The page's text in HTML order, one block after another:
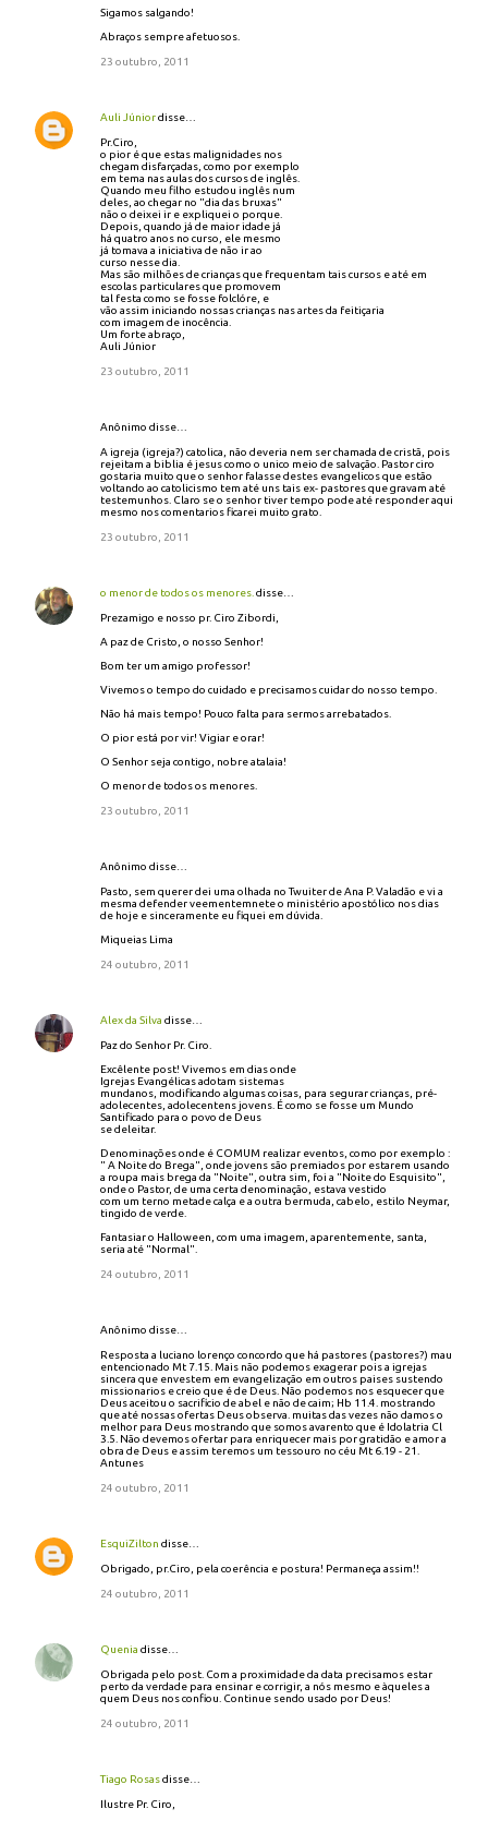
Sigamos salgando!
Abraços sempre afetuosos.
23 outubro, 2011
Auli Júniordisse…
Pr.Ciro,
o pior é que estas malignidades nos
chegam disfarçadas, como por exemplo
em tema nas aulas dos cursos de inglês.
Quando meu filho estudou inglês num
deles, ao chegar no "dia das bruxas"
não o deixei ir e expliquei o porque.
Depois, quando já de maior idade já
há quatro anos no curso, ele mesmo
já tomava a iniciativa de não ir ao
curso nesse dia.
Mas são milhões de crianças que frequentam tais cursos e até em
escolas particulares que promovem
tal festa como se fosse folclóre, e
vão assim iniciando nossas crianças nas artes da feitiçaria
com imagem de inocência.
Um forte abraço,
Auli Júnior
23 outubro, 2011
Anônimo disse…
A igreja (igreja?) catolica, não deveria nem ser chamada de cristã, pois
rejeitam a biblia é jesus como o unico meio de salvação. Pastor ciro
gostaria muito que o senhor falasse destes evangelicos que estão
voltando ao catolicismo tem até uns tais ex- pastores que gravam até
testemunhos. Claro se o senhor tiver tempo pode até responder aqui
mesmo nos comentarios ficarei muito grato.
23 outubro, 2011
o menor de todos os menores. disse…
Prezamigo e nosso pr. Ciro Zibordi,
A paz de Cristo, o nosso Senhor!
Bom ter um amigo professor!
Vivemos o tempo do cuidado e precisamos cuidar do nosso tempo.
Não há mais tempo! Pouco falta para sermos arrebatados.
O pior está por vir! Vigiar e orar!
O Senhor seja contigo, nobre atalaia!
O menor de todos os menores.
23 outubro, 2011
Anônimo disse…
Pasto, sem querer dei uma olhada no Twuiter de Ana P. Valadão e vi a
mesma defender veementemnete o ministério apostólico nos dias
de hoje e sinceramente eu fiquei em dúvida.
Miqueias Lima
24 outubro, 2011
Alex da Silva disse…
Paz do Senhor Pr. Ciro.
Excêlente post! Vivemos em dias onde
Igrejas Evangélicas adotam sistemas
mundanos, modificando algumas coisas, para segurar crianças, pré-
adolecentes, adolecentens jovens. É como se fosse um Mundo
Santificado para o povo de Deus
se deleitar.
Denominações onde é COMUM realizar eventos, como por exemplo :
" A Noite do Brega", onde jovens são premiados por estarem usando
a roupa mais brega da "Noite", outra sim, foi a "Noite do Esquisito",
onde o Pastor, de uma certa denominação, estava vestido
com um terno metade calça e a outra bermuda, cabelo, estilo Neymar,
tingido de verde.
Fantasiar o Halloween, com uma imagem, aparentemente, santa,
seria até "Normal".
24 outubro, 2011
Anônimo disse…
Resposta a luciano lorenço concordo que há pastores (pastores?) mau
entencionado Mt 7.15. Mais não podemos exagerar pois a igrejas
sincera que envestem em evangelização em outros paises sustendo
missionarios e creio que é de Deus. Não podemos nos esquecer que
Deus aceitou o sacrificio de abel e não de caim; Hb 11.4. mostrando
que até nossas ofertas Deus observa. muitas das vezes não damos o
melhor para Deus mostrando que somos avarento que é Idolatria Cl
3.5. Não devemos ofertar para enriquecer mais por gratidão e amor a
obra de Deus e assim teremos um tessouro no céu Mt 6.19 - 21.
Antunes
24 outubro, 2011
EsquiZilton disse…
Obrigado, pr.Ciro, pela coerência e postura! Permaneça assim!!
24 outubro, 2011
Quenia disse…
Obrigada pelo post. Com a proximidade da data precisamos estar
perto da verdade para ensinar e corrigir, a nós mesmo e àqueles a
quem Deus nos confiou. Continue sendo usado por Deus!
24 outubro, 2011
Tiago Rosasdisse…
Ilustre Pr. Ciro,